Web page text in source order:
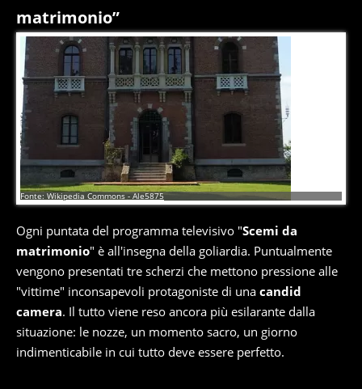
matrimonio”
Fonte: Wikipedia Commons - Ale5875
Ogni puntata del programma televisivo "Scemi da
matrimonio" è all'insegna della goliardia. Puntualmente
vengono presentati tre scherzi che mettono pressione alle
"vittime" inconsapevoli protagoniste di una candid
camera. Il tutto viene reso ancora più esilarante dalla
situazione: le nozze, un momento sacro, un giorno
indimenticabile in cui tutto deve essere perfetto.